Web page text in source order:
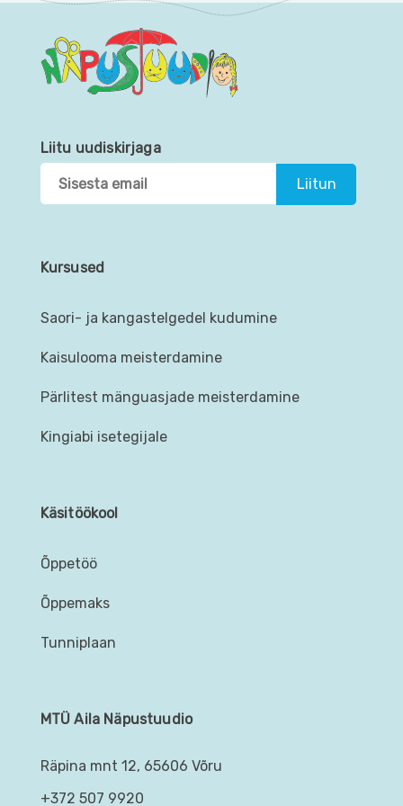
Liitu uudiskirjaga
Kursused
Saori- ja kangastelgedel kudumine
Kaisulooma meisterdamine
Pärlitest mänguasjade meisterdamine
Kingiabi isetegijale
Käsitöökool
Õppetöö
Õppemaks
Tunniplaan
MTÜ Aila Näpustuudio
Räpina mnt 12, 65606 Võru
+372 507 9920